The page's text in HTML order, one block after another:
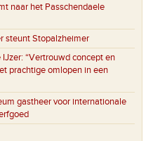
naar het Passchendaele
steunt Stopalzheimer
“Vertrouwd concept en
prachtige omlopen in een
gastheer voor internationale